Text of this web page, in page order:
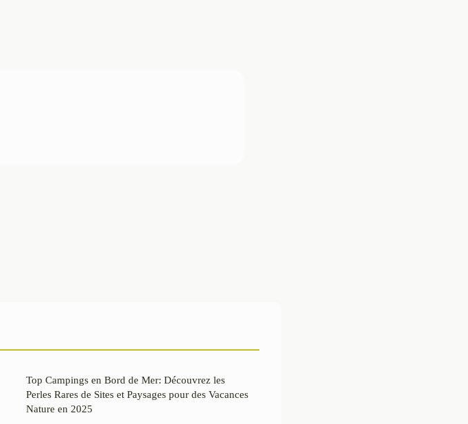
Top Campings en Bord de Mer: Découvrez les
Perles Rares de Sites et Paysages pour des Vacances
Nature en 2025